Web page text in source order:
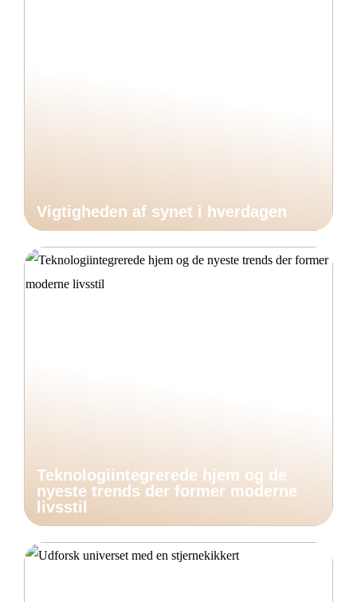
Vigtigheden af synet i hverdagen
Teknologiintegrerede hjem og de
nyeste trends der former moderne
livsstil